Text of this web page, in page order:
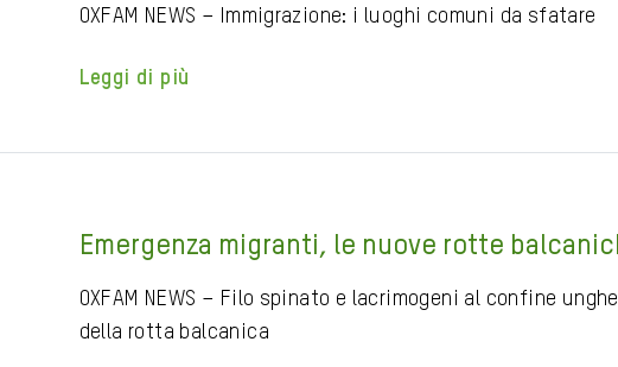
OXFAM NEWS – Immigrazione: i luoghi comuni da sfatare
Leggi di più
Emergenza migranti, le nuove rotte
OXFAM NEWS – Filo spinato e lacrimogeni al confine
della rotta balcanica